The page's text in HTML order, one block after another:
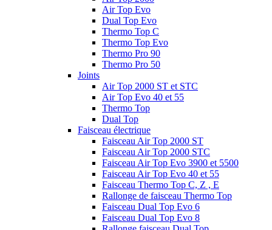
Air Top Evo
Dual Top Evo
Thermo Top C
Thermo Top Evo
Thermo Pro 90
Thermo Pro 50
Joints
Air Top 2000 ST et STC
Air Top Evo 40 et 55
Thermo Top
Dual Top
Faisceau électrique
Faisceau Air Top 2000 ST
Faisceau Air Top 2000 STC
Faisceau Air Top Evo 3900 et 5500
Faisceau Air Top Evo 40 et 55
Faisceau Thermo Top C, Z , E
Rallonge de faisceau Thermo Top
Faisceau Dual Top Evo 6
Faisceau Dual Top Evo 8